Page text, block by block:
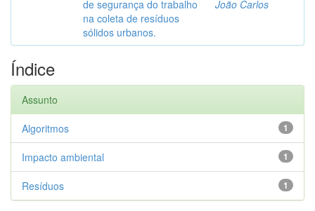
de segurança do trabalho
na coleta de resíduos
sólidos urbanos.
João Carlos
Índice
Assunto
1
Algoritmos
1
Impacto ambiental
1
Resíduos